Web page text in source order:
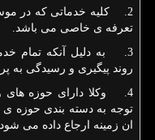
2. کلیه خدماتی که در
تعرفه ی خاصی می باشد.
3. به دلیل آنکه تمام
روند پیگیری و رسیدگی به
4. وکلا دارای حوزه های
توجه به دسته بندی حوزه
ان زمینه ارجاع داده می شود.